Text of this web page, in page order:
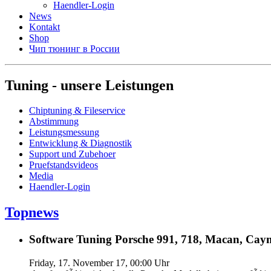
Haendler-Login
News
Kontakt
Shop
Чип тюнинг в России
Tuning - unsere Leistungen
Chiptuning & Fileservice
Abstimmung
Leistungsmessung
Entwicklung & Diagnostik
Support und Zubehoer
Pruefstandsvideos
Media
Haendler-Login
Topnews
Software Tuning Porsche 991, 718, Macan,
Friday, 17. November 17, 00:00 Uhr